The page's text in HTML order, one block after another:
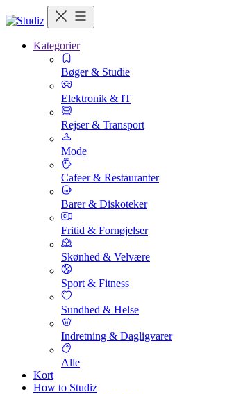
Kategorier
Bøger & Studie
Elektronik & IT
Rejser & Transport
Mode
Cafeer & Restauranter
Barer & Diskoteker
Fritid & Fornøjelser
Skønhed & Velvære
Sport & Fitness
Sundhed & Helse
Indretning & Dagligvarer
Alle
Kort
How to Studiz